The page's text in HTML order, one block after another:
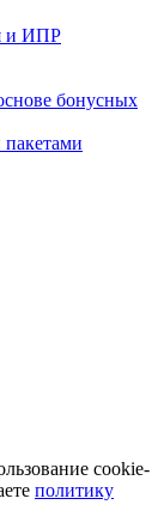
и ИПР
бонусных
cookie-
политику